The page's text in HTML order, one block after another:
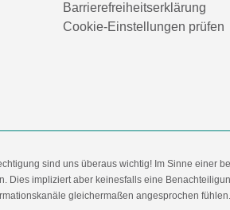
Barrierefreiheitserklärung
Cookie-Einstellungen prüfen
sind uns überaus wichtig! Im Sinne einer
Dies impliziert aber keinesfalls eine
gleichermaßen angesprochen